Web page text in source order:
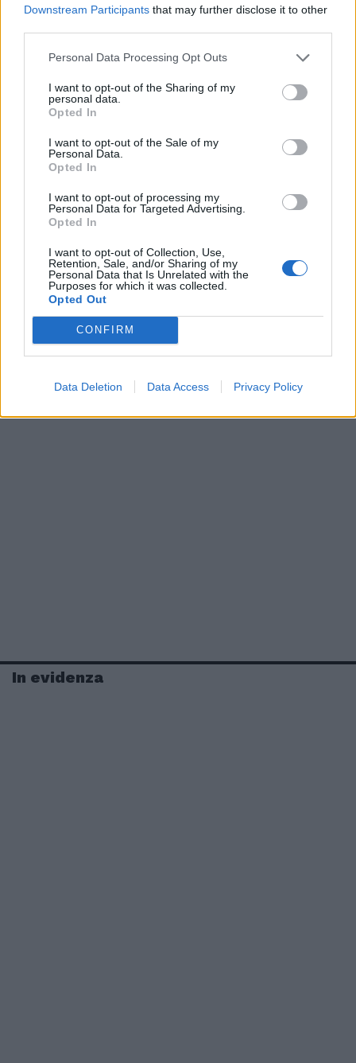
Downstream Participants that may further disclose it to other
Personal Data Processing Opt Outs
I want to opt-out of the Sharing of my
personal data.
Opted In
I want to opt-out of the Sale of my
Personal Data.
Opted In
I want to opt-out of processing my
Personal Data for Targeted Advertising.
Opted In
I want to opt-out of Collection, Use,
Retention, Sale, and/or Sharing of my
Personal Data that Is Unrelated with the
Purposes for which it was collected.
Opted Out
CONFIRM
Data Deletion Data Access Privacy Policy
cui al presente comunicato stampa sono a
In evidenza